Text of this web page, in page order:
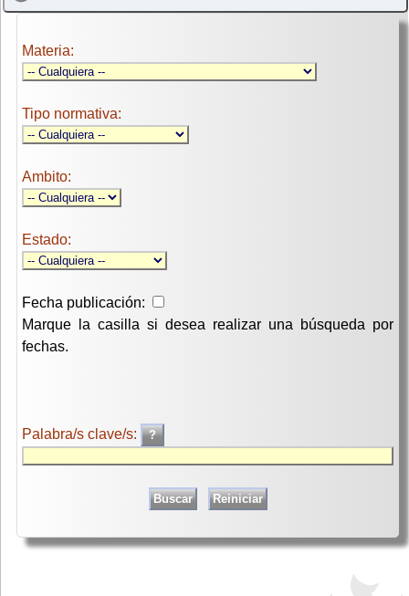
Materia:
Tipo normativa:
Ambito:
Estado:
Fecha publicación:
Marque la casilla si desea realizar una búsqueda por
fechas.
Palabra/s clave/s: